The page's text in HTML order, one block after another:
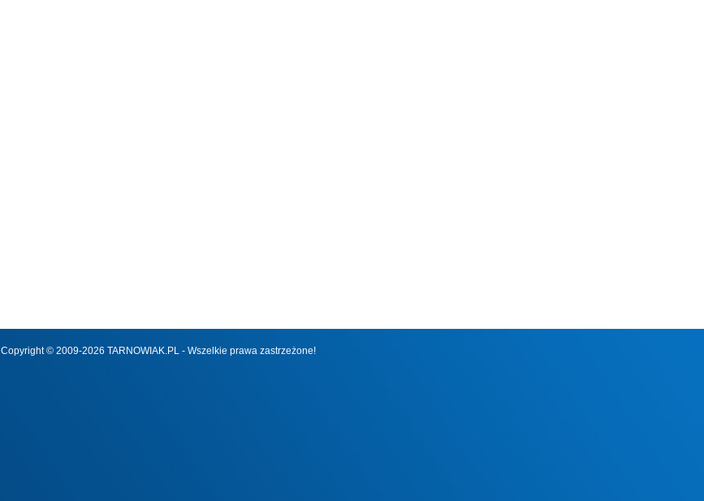
Copyright © 2009-2026 TARNOWIAK.PL - Wszelkie prawa zastrzeżone!